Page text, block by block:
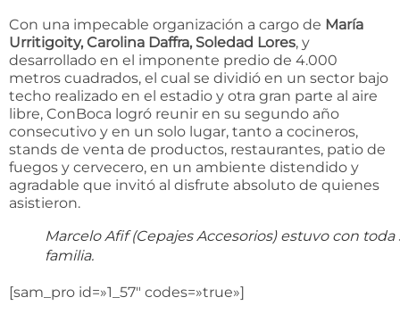
Con una impecable organización a cargo de María
Urritigoity, Carolina Daffra, Soledad Lores, y
desarrollado en el imponente predio de 4.000
metros cuadrados, el cual se dividió en un sector bajo
techo realizado en el estadio y otra gran parte al aire
libre, ConBoca logró reunir en su segundo año
consecutivo y en un solo lugar, tanto a cocineros,
stands de venta de productos, restaurantes, patio de
fuegos y cervecero, en un ambiente distendido y
agradable que invitó al disfrute absoluto de quienes
asistieron.
Marcelo Afif (Cepajes Accesorios) estuvo con toda
familia.
[sam_pro id=»1_57″ codes=»true»]